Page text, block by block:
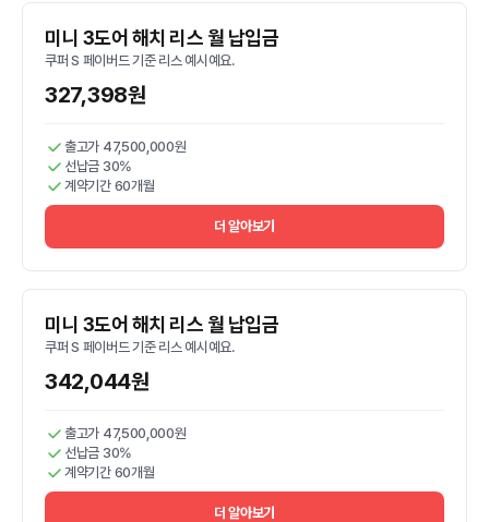
미니 3도어 해치 리스 월 납입금
쿠퍼 S 페이버드 기준 리스 예시예요.
327,398원
출고가 47,500,000원
선납금 30%
계약기간 60개월
더 알아보기
미니 3도어 해치 리스 월 납입금
쿠퍼 S 페이버드 기준 리스 예시예요.
342,044원
출고가 47,500,000원
선납금 30%
계약기간 60개월
더 알아보기